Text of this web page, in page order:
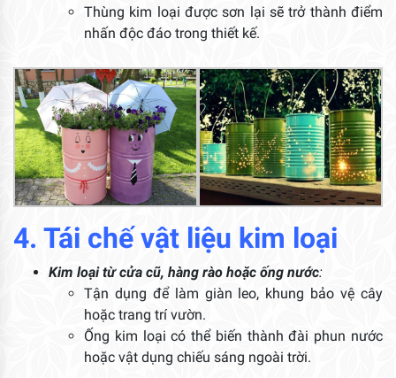
Thùng kim loại được sơn lại sẽ trở thành điểm
nhấn độc đáo trong thiết kế.
4. Tái chế vật liệu kim loại
Kim loại từ cửa cũ, hàng rào hoặc ống nước:
Tận dụng để làm giàn leo, khung bảo vệ cây
hoặc trang trí vườn.
Ống kim loại có thể biến thành đài phun nước
hoặc vật dụng chiếu sáng ngoài trời.